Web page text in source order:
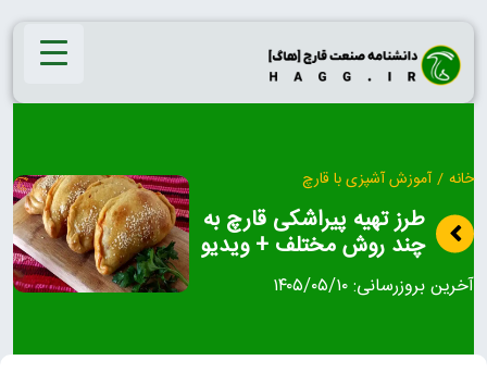
Skip
content
خانه / آموزش آشپزی با قارچ
طرز تهیه پیراشکی قارچ به
چند روش مختلف + ویدیو
آخرین بروزرسانی:۱۴۰۵/۰۵/۱۰